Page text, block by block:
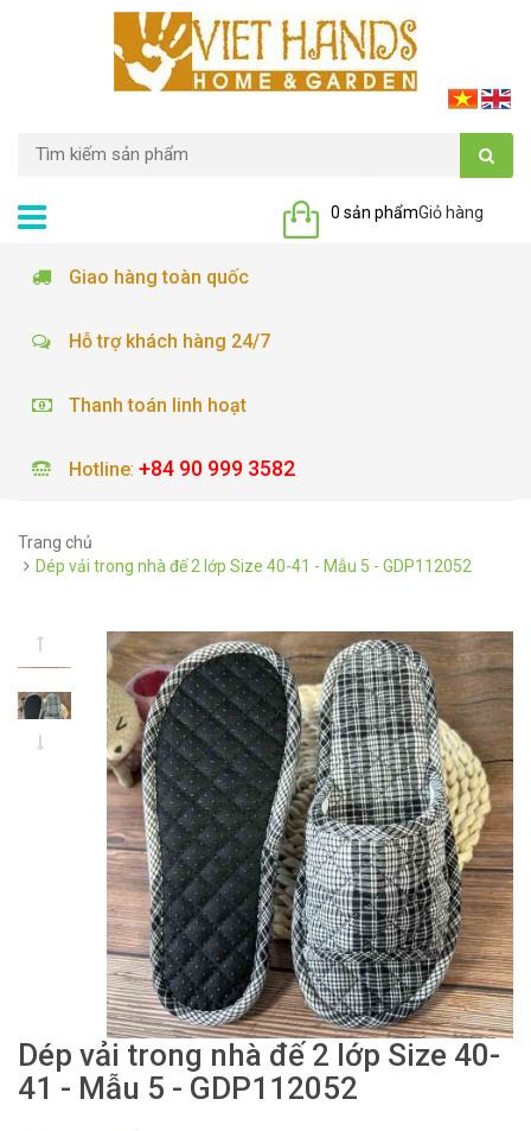
Giỏ hàng
0 sản phẩm
Giao hàng toàn quốc
Hỗ trợ khách hàng 24/7
Thanh toán linh hoạt
Hotline: +84 90 999 3582
Trang chủ
Dép vải trong nhà đế 2 lớp Size 40-41 - Mẫu 5 - GDP112052
Dép vải trong nhà đế 2 lớp Size 40-
41 - Mẫu 5 - GDP112052